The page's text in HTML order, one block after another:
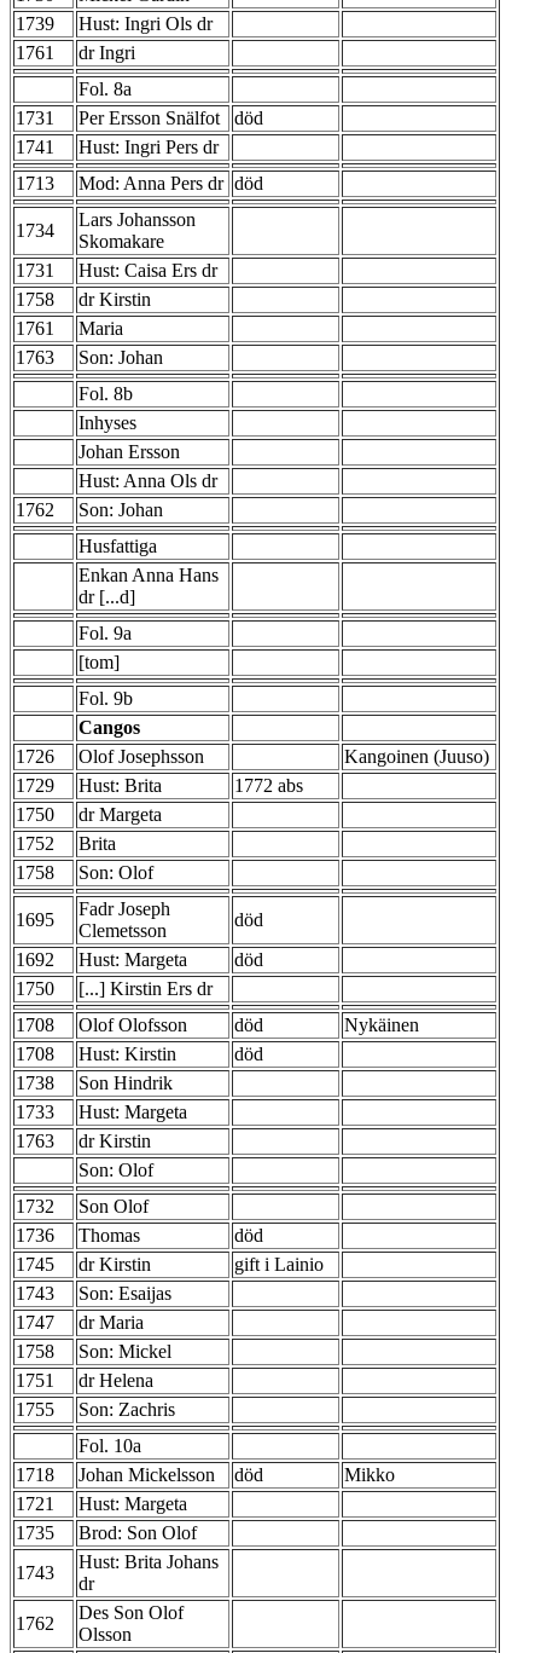
1739
Hust: Ingri Ols dr
1761
dr Ingri
Fol. 8a
1731
Per Ersson Snälfot
död
1741
Hust: Ingri Pers dr
1713
Mod: Anna Pers dr död
1734
Lars Johansson
Skomakare
1731
Hust: Caisa Ers dr
1758
dr Kirstin
1761
Maria
1763
Son: Johan
Fol. 8b
Inhyses
Johan Ersson
Hust: Anna Ols dr
1762
Son: Johan
Husfattiga
Enkan Anna Hans
dr [...d]
Fol. 9a
[tom]
Fol. 9b
Cangos
1726
Olof Josephsson
Kangoinen (Juuso)
1729
Hust: Brita
1772 abs
1750
dr Margeta
1752
Brita
1758
Son: Olof
1695
Fadr Joseph
Clemetsson
död
1692
Hust: Margeta
död
1750
[...] Kirstin Ers dr
1708
Olof Olofsson död
Nykäinen
1708
Hust: Kirstin
död
1738
Son Hindrik
1733
Hust: Margeta
1763
dr Kirstin
Son: Olof
1732
Son Olof
1736
Thomas
död
1745
dr Kirstin
gift i Lainio
1743
Son: Esaijas
1747
dr Maria
1758
Son: Mickel
1751
dr Helena
1755
Son: Zachris
Fol. 10a
1718
Johan Mickelsson död
Mikko
1721
Hust: Margeta
1735
Brod: Son Olof
1743
Hust: Brita Johans
dr
1762
Des Son Olof
Olsson